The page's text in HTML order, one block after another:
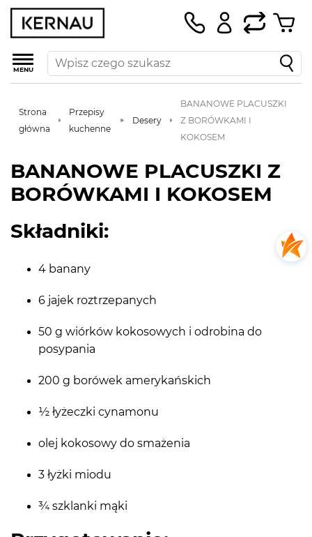
MENU
Strona
główna
Przepisy
kuchenne
Desery
BANANOWE PLACUSZKI
Z BORÓWKAMI I
KOKOSEM
BANANOWE PLACUSZKI Z
BORÓWKAMI I KOKOSEM
Składniki:
4 banany
6 jajek roztrzepanych
50 g wiórków kokosowych i odrobina do
posypania
200 g borówek amerykańskich
½ łyżeczki cynamonu
olej kokosowy do smażenia
3 łyżki miodu
¾ szklanki mąki